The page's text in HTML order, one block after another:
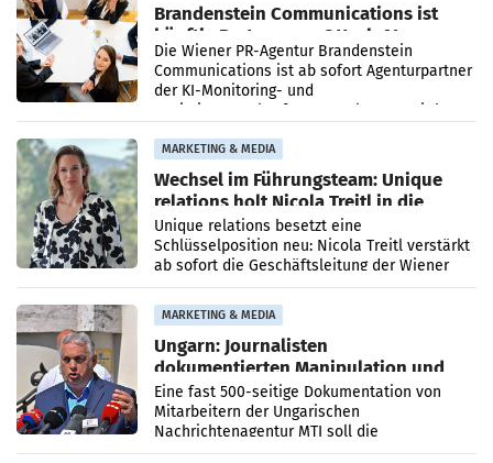
Brandenstein Communications ist
künftig Partner von OtterlyAI
Die Wiener PR-Agentur Brandenstein
Communications ist ab sofort Agenturpartner
der KI-Monitoring- und
Optimierungsplattform OtterlyAI. Damit baut
MARKETING & MEDIA
Wechsel im Führungsteam: Unique
relations holt Nicola Treitl in die
Geschäftsleitung
Unique relations besetzt eine
Schlüsselposition neu: Nicola Treitl verstärkt
ab sofort die Geschäftsleitung der Wiener
PR-Agentur an der Seite von Josef Kalina und
Anna Kalina-Mahr.
MARKETING & MEDIA
Ungarn: Journalisten
dokumentierten Manipulation und
Zensur
Eine fast 500-seitige Dokumentation von
Mitarbeitern der Ungarischen
Nachrichtenagentur MTI soll die
systematische Nachrichten-Manipulation und